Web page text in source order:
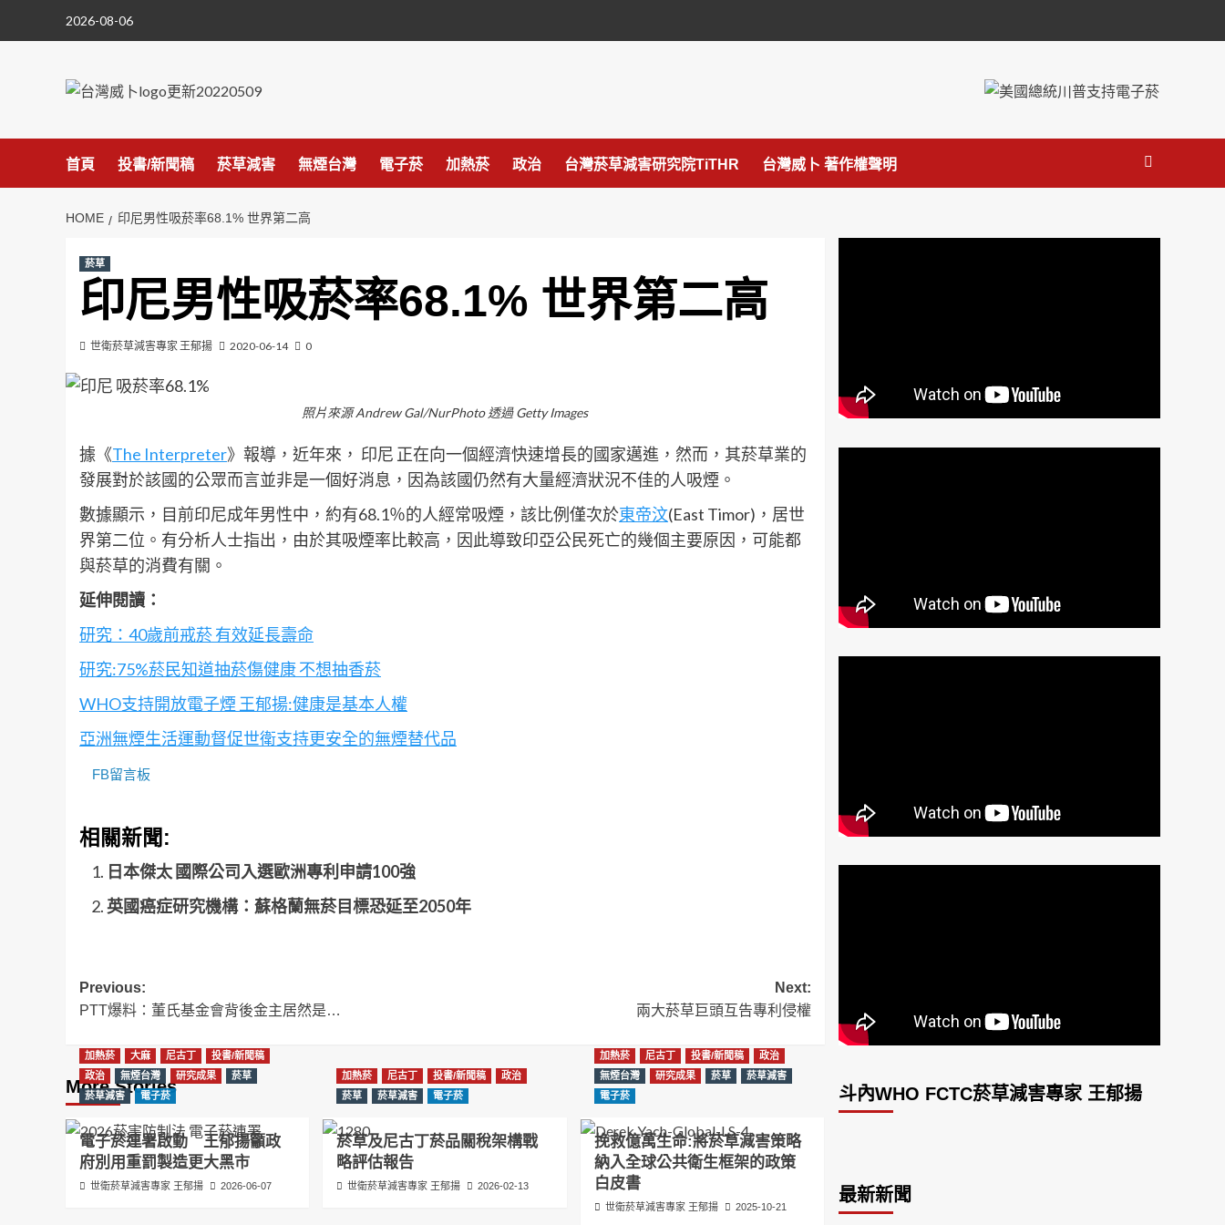
2026-08-06
首頁 投書/新聞稿 菸草減害 無煙台灣 電子菸 加熱菸 政治 台灣菸草減害研究院TiTHR 台灣威卜 著作權聲明
HOME 印尼男性吸菸率68.1% 世界第二高
菸草
印尼男性吸菸率68.1% 世界第二高
世衛菸草減害專家 王郁揚 2020-06-14 0
照片來源 Andrew Gal/NurPhoto 透過 Getty Images
據《The Interpreter》報導，近年來， 印尼 正在向一個經濟快速增長的國家邁進，然而，其菸草業的
發展對於該國的公眾而言並非是一個好消息，因為該國仍然有大量經濟狀況不佳的人吸煙。
數據顯示，目前印尼成年男性中，約有68.1％的人經常吸煙，該比例僅次於東帝汶(East Timor)，居世
界第二位。有分析人士指出，由於其吸煙率比較高，因此導致印亞公民死亡的幾個主要原因，可能都
與菸草的消費有關。
延伸閱讀：
研究：40歲前戒菸 有效延長壽命
研究:75%菸民知道抽菸傷健康 不想抽香菸
WHO支持開放電子煙 王郁揚:健康是基本人權
亞洲無煙生活運動督促世衛支持更安全的無煙替代品
FB留言板
相關新聞:
日本傑太 國際公司入選歐洲專利申請100強
英國癌症研究機構：蘇格蘭無菸目標恐延至2050年
Post
navigation
Previous:
PTT爆料：董氏基金會背後金主居然是…
Next:
兩大菸草巨頭互告專利侵權
More Stories
加熱菸 大麻 尼古丁
投書/新聞稿
政治
無煙台灣 研究成果
菸草
菸草減害
電子菸
電子菸連署啟動 王郁揚籲政
府別用重罰製造更大黑市
世衛菸草減害專家 王郁揚 2026-06-07
加熱菸 尼古丁 投書/新聞稿
政治
菸草
菸草減害 電子菸
菸草及尼古丁菸品關稅架構戰
略評估報告
世衛菸草減害專家 王郁揚 2026-02-13
加熱菸 尼古丁 投書/新聞稿
政治
無煙台灣
研究成果 菸草
菸草減害
電子菸
挽救億萬生命:將菸草減害策略
納入全球公共衛生框架的政策
白皮書
世衛菸草減害專家 王郁揚 2025-10-21
斗內WHO FCTC菸草減害專家 王郁揚
最新新聞